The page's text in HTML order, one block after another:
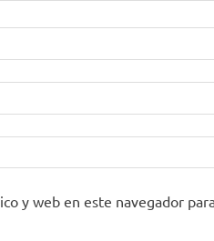
y web en este navegador